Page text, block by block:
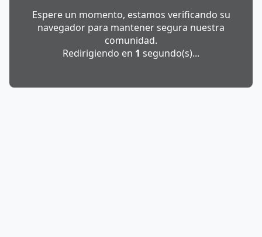
Espere un momento, estamos verificando su
navegador para mantener segura nuestra
comunidad.
Redirigiendo en 1 segundo(s)...